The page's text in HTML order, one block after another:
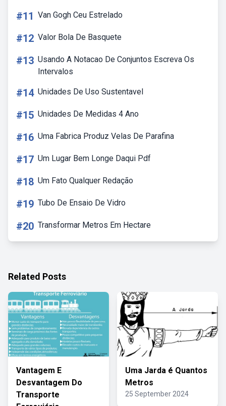
#11 Van Gogh Ceu Estrelado
#12 Valor Bola De Basquete
#13 Usando A Notacao De Conjuntos Escreva Os
Intervalos
#14 Unidades De Uso Sustentavel
#15 Unidades De Medidas 4 Ano
#16 Uma Fabrica Produz Velas De Parafina
#17 Um Lugar Bem Longe Daqui Pdf
#18 Um Fato Qualquer Redação
#19 Tubo De Ensaio De Vidro
#20 Transformar Metros Em Hectare
Related Posts
Vantagem E
Desvantagem Do
Transporte
Uma Jarda é Quantos
Metros
25 September 2024